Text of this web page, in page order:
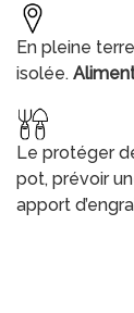
En pleine
isolée.
Le protéger
pot, prévoir
apport